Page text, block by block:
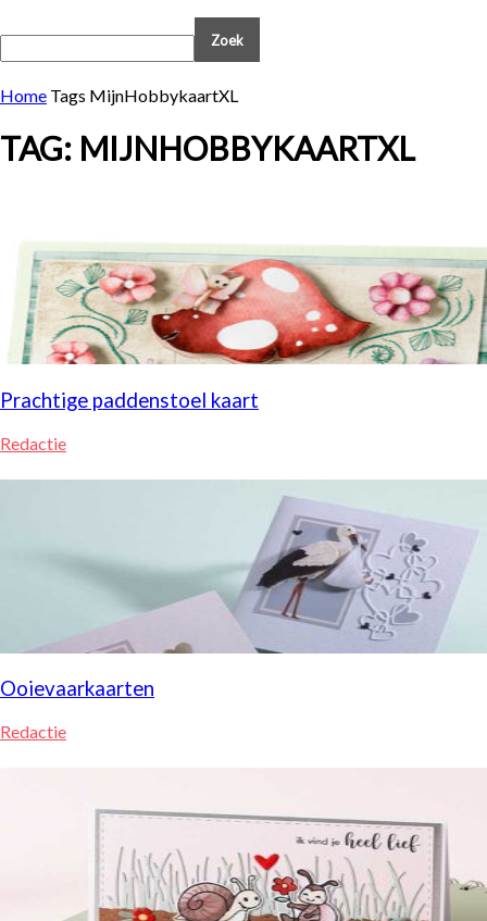
Home Tags MijnHobbykaartXL
TAG: MIJNHOBBYKAARTXL
Prachtige paddenstoel kaart
Redactie
Ooievaarkaarten
Redactie